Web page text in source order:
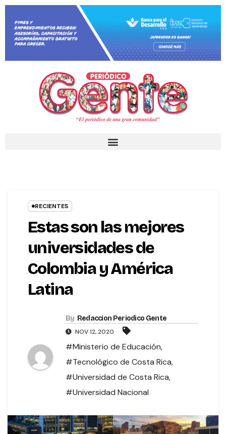
RECIENTES
Estas son las mejores
universidades de
Colombia y América
Latina
By Redaccion Periodico Gente
NOV 12, 2020
#Ministerio de Educación,
#Tecnológico de Costa Rica,
#Universidad de Costa Rica,
#Universidad Nacional